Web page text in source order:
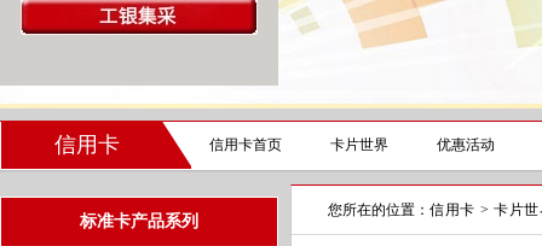
信用卡 信用卡首页 卡片世界 优惠活动
标准卡产品系列
您所在的位置： 信用卡 > 卡片